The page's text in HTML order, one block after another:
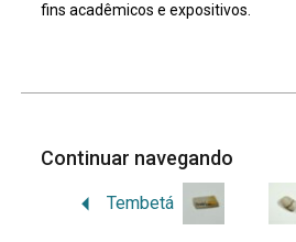
fins acadêmicos e expositivos.
Continuar navegando
Tembetá